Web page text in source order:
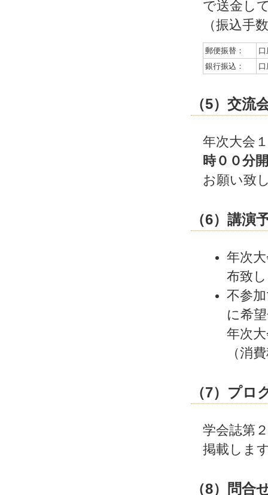
で送金し
（振込手
郵便振替：
口
銀行振込：
（5）交流
年次大会
時００分
お願い致
（6）講演
年次
布致
不参
に希
年次
（消
（7）プロ
学会誌第
掲載しま
（8）問合